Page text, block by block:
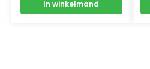
In winkelmand